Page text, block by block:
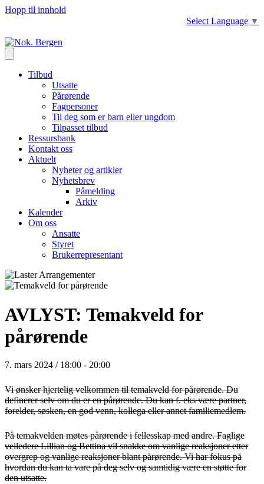
Hopp til innhold
Select Language ▼
Tilbud
Utsatte
Pårørende
Fagpersoner
Til deg som er barn eller ungdom
Tilpasset tilbud
Ressursbank
Kontakt oss
Aktuelt
Nyheter og artikler
Nyhetsbrev
Påmelding
Arkiv
Kalender
Om oss
Ansatte
Styret
Brukerrepresentant
AVLYST: Temakveld for
pårørende
7. mars 2024 / 18:00 - 20:00
Vi ønsker hjertelig velkommen til temakveld for pårørende. Du
definerer selv om du er en pårørende. Du kan f. eks være partner,
forelder, søsken, en god venn, kollega eller annet familiemedlem.
På temakvelden møtes pårørende i fellesskap med andre. Faglige
veiledere Lillian og Bettina vil snakke om vanlige reaksjoner etter
overgrep og vanlige reaksjoner blant pårørende. Vi har fokus på
hvordan du kan ta vare på deg selv og samtidig være en støtte for
den utsatte.